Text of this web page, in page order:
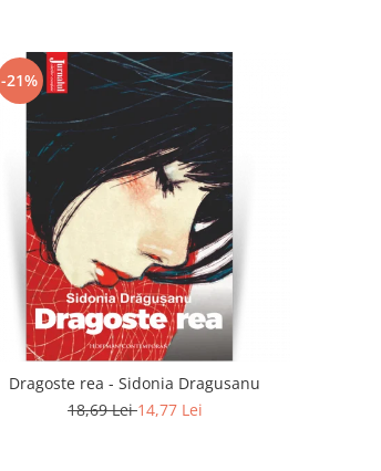
-21%
Dragoste rea - Sidonia Dragusanu
18,69 Lei14,77 Lei